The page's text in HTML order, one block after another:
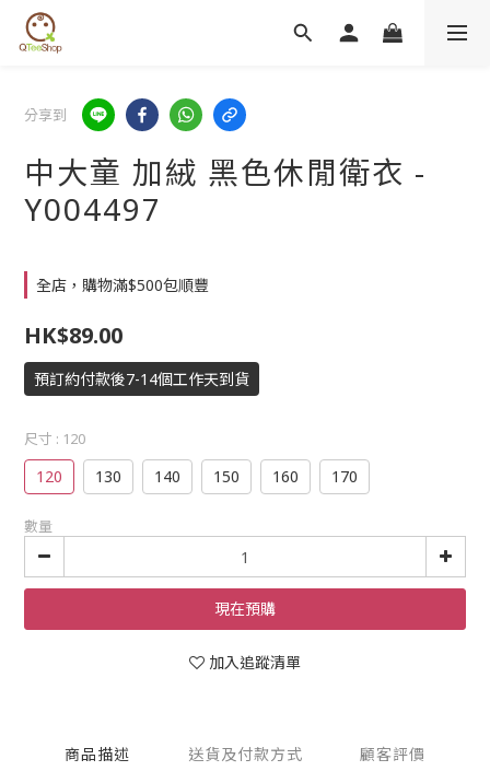
分享到
中大童 加絨 黑色休閒衛衣 -
Y004497
全店，購物滿$500包順豐
HK$89.00
預訂約付款後7-14個工作天到貨
尺寸 : 120
120 130 140 150 160 170
數量
現在預購
加入追蹤清單
商品描述 送貨及付款方式 顧客評價